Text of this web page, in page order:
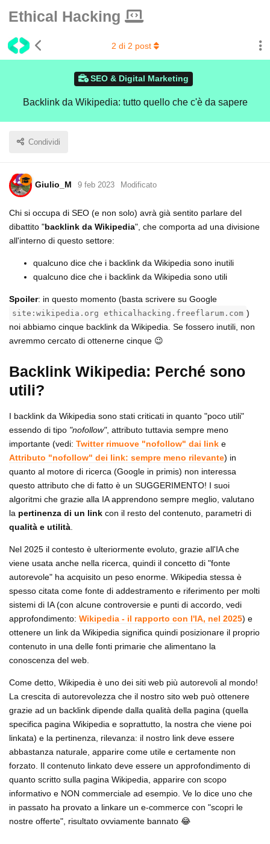
Ethical Hacking
SEO & Digital Marketing
Backlink da Wikipedia: tutto quello che c'è da sapere
Condividi
2 di 2 post
Giulio_M 9 feb 2023 Modificato
Chi si occupa di SEO (e non solo) avrà già sentito parlare del
dibattito "backlink da Wikipedia", che comporta ad una divisione
all'interno di questo settore:
qualcuno dice che i backlink da Wikipedia sono inutili
qualcuno dice che i backlink da Wikipedia sono utili
Spoiler: in questo momento (basta scrivere su Google
site:wikipedia.org ethicalhacking.freeflarum.com )
noi abbiamo cinque backlink da Wikipedia. Se fossero inutili, non
avremmo cercato di ottenerne cinque 😉
Backlink Wikipedia: Perché sono
utili?
I backlink da Wikipedia sono stati criticati in quanto "poco utili"
essendo di tipo "nofollow", attributo tuttavia sempre meno
importante (vedi: Twitter rimuove "nofollow" dai link e
Attributo "nofollow" dei link: sempre meno rilevante) in
quanto al motore di ricerca (Google in primis) non interessa
questo attributo che di fatto è un SUGGERIMENTO! I suoi
algoritmi che grazie alla IA apprendono sempre meglio, valutano
la pertinenza di un link con il resto del contenuto, parametri di
qualità e utilità.
Nel 2025 il contesto è ulteriormente evoluto, grazie all'IA che
viene usata anche nella ricerca, quindi il concetto di "fonte
autorevole" ha acquisito un peso enorme. Wikipedia stessa è
spesso citata come fonte di addestramento e riferimento per molti
sistemi di IA (con alcune controversie e punti di accordo, vedi
approfondimento: Wikipedia - il rapporto con l'IA, nel 2025) e
ottenere un link da Wikipedia significa quindi posizionare il proprio
contenuto in una delle fonti primarie che alimentano la
conoscenza del web.
Come detto, Wikipedia è uno dei siti web più autorevoli al mondo!
La crescita di autorevolezza che il nostro sito web può ottenere
grazie ad un backlink dipende dalla qualità della pagina (quella
specifica pagina Wikipedia e soprattutto, la nostra che viene poi
linkata) e la pertinenza, rilevanza: il nostro link deve essere
abbastanza naturale, apparire come utile e certamente non
forzato. Il contenuto linkato deve essere un approfondimento di
quanto scritto sulla pagina Wikipedia, apparire con scopo
informativo e NON commerciale ad esempio. Ve lo dice uno che
in passato ha provato a linkare un e-commerce con "scopri le
nostre offerte", risultato ovviamente bannato 😂